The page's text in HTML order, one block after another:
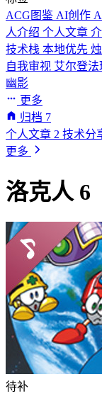
ACG图鉴 AI创作
人介绍 个人文章
技术栈 本地优先
自我审视 艾尔登法
幽影
更多
归档 7
个人文章 2 技术分
更多
洛克人 6
待补